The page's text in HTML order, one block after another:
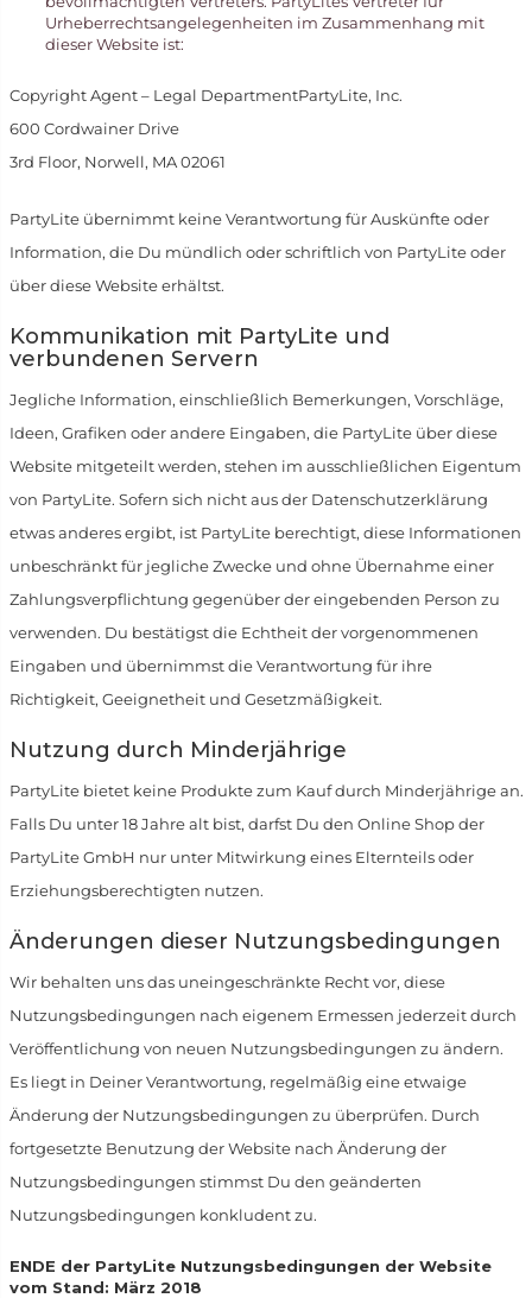
Urheberrechtsangelegenheiten im Zusammenhang mit
dieser Website ist:
Copyright Agent – Legal DepartmentPartyLite, Inc.
600 Cordwainer Drive
3rd Floor, Norwell, MA 02061
PartyLite übernimmt keine Verantwortung für Auskünfte oder
Information, die Du mündlich oder schriftlich von PartyLite oder
über diese Website erhältst.
Kommunikation mit PartyLite und
verbundenen Servern
Jegliche Information, einschließlich Bemerkungen, Vorschläge,
Ideen, Grafiken oder andere Eingaben, die PartyLite über diese
Website mitgeteilt werden, stehen im ausschließlichen Eigentum
von PartyLite. Sofern sich nicht aus der Datenschutzerklärung
etwas anderes ergibt, ist PartyLite berechtigt, diese Informationen
unbeschränkt für jegliche Zwecke und ohne Übernahme einer
Zahlungsverpflichtung gegenüber der eingebenden Person zu
verwenden. Du bestätigst die Echtheit der vorgenommenen
Eingaben und übernimmst die Verantwortung für ihre
Richtigkeit, Geeignetheit und Gesetzmäßigkeit.
Nutzung durch Minderjährige
PartyLite bietet keine Produkte zum Kauf durch Minderjährige an.
Falls Du unter 18 Jahre alt bist, darfst Du den Online Shop der
PartyLite GmbH nur unter Mitwirkung eines Elternteils oder
Erziehungsberechtigten nutzen.
Änderungen dieser Nutzungsbedingungen
Wir behalten uns das uneingeschränkte Recht vor, diese
Nutzungsbedingungen nach eigenem Ermessen jederzeit durch
Veröffentlichung von neuen Nutzungsbedingungen zu ändern.
Es liegt in Deiner Verantwortung, regelmäßig eine etwaige
Änderung der Nutzungsbedingungen zu überprüfen. Durch
fortgesetzte Benutzung der Website nach Änderung der
Nutzungsbedingungen stimmst Du den geänderten
Nutzungsbedingungen konkludent zu.
ENDE der PartyLite Nutzungsbedingungen der Website
vom Stand: März 2018